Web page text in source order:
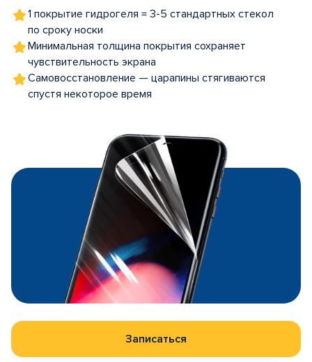
1 покрытие гидрогеля = 3-5 стандартных стекол
по сроку носки
Минимальная толщина покрытия сохраняет
чувствительность экрана
Самовосстановление — царапины стягиваются
спустя некоторое время
Записаться